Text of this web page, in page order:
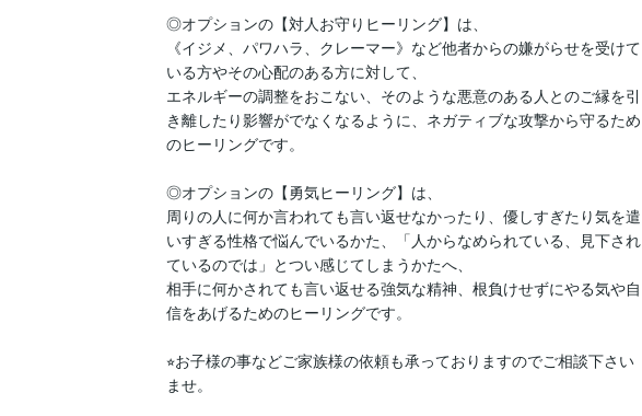
◎オプションの【対人お守りヒーリング】は、
《イジメ、パワハラ、クレーマー》など他者からの嫌がらせを受けて
いる方やその心配のある方に対して、
エネルギーの調整をおこない、そのような悪意のある人とのご縁を引
き離したり影響がでなくなるように、ネガティブな攻撃から守るため
のヒーリングです。
◎オプションの【勇気ヒーリング】は、
周りの人に何か言われても言い返せなかったり、優しすぎたり気を遣
いすぎる性格で悩んでいるかた、「人からなめられている、見下され
ているのでは」とつい感じてしまうかたへ、
相手に何かされても言い返せる強気な精神、根負けせずにやる気や自
信をあげるためのヒーリングです。
⭐︎お子様の事などご家族様の依頼も承っておりますのでご相談下さい
ませ。